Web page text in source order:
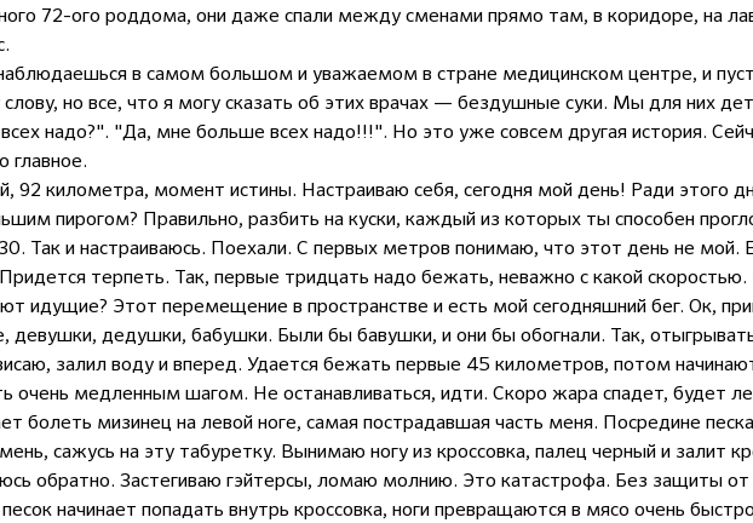
72-ого роддома, они даже спали между сменами прямо там, в коридоре, на
в самом большом и уважаемом в стране медицинском центре, и
но все, что я могу сказать об этих врачах — бездушные суки. Мы для них
надо?". "Да, мне больше всех надо!!!". Но это уже совсем другая история.
главное.
92 километра, момент истины. Настраиваю себя, сегодня мой день! Ради этого
пирогом? Правильно, разбить на куски, каждый из которых ты способен
Так и настраиваюсь. Поехали. С первых метров понимаю, что этот день не мой.
терпеть. Так, первые тридцать надо бежать, неважно с какой
идущие? Этот перемещение в пространстве и есть мой сегодняшний бег. Ок,
девушки, дедушки, бабушки. Были бы бавушки, и они бы обогнали. Так,
залил воду и вперед. Удается бежать первые 45 километров, потом
очень медленным шагом. Не останавливаться, идти. Скоро жара спадет, будет
болеть мизинец на левой ноге, самая пострадавшая часть меня. Посредине
сажусь на эту табуретку. Вынимаю ногу из кроссовка, палец черный и залит
обратно. Застегиваю гэйтерсы, ломаю молнию. Это катастрофа. Без защиты
начинает попадать внутрь кроссовка, ноги превращаются в мясо очень